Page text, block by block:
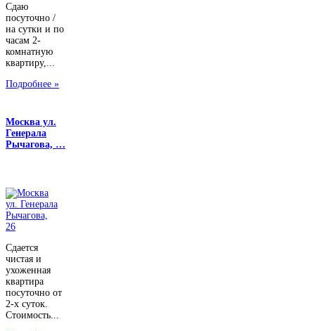
Сдаю
посуточно /
на сутки и по
часам 2-
комнатную
квартиру,...
Подробнее »
Москва ул.
Генерала
Рычагова, …
Сдается
чистая и
ухоженная
квартира
посуточно от
2-х суток.
Стоимость...